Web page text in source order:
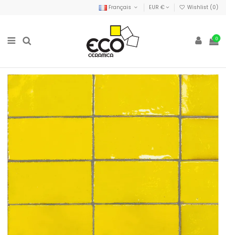
Français EUR € Wishlist (0)
0